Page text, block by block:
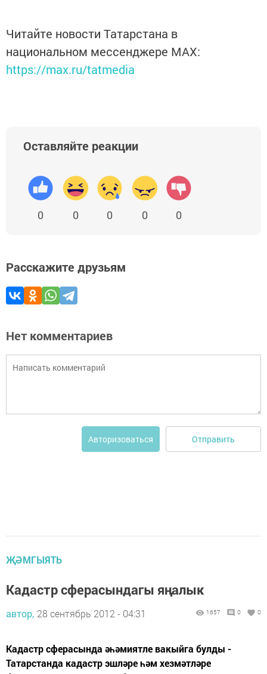
Читайте новости Татарстана в
национальном мессенджере MАХ:
https://max.ru/tatmedia
Оставляйте реакции
0 0 0 0 0
Расскажите друзьям
Нет комментариев
Авторизоваться Отправить
ҖӘМГЫЯТЬ
Кадастр сферасындагы яңалык
автор, 28 сентябрь 2012 - 04:31 1657 0 0
Кадастр сферасында әһәмиятле вакыйга булды -
Татарстанда кадастр эшләре һәм хезмәтләре